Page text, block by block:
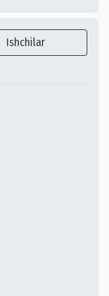
Ishchilar